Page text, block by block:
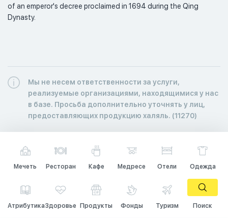
of an emperor's decree proclaimed in 1694 during the Qing
Dynasty.
Мы не несем ответственности за услуги,
реализуемые организациями, находящимися у нас
в базе. Просьба дополнительно уточнять у лиц,
предоставляющих продукцию халяль. (11270)
Мечеть Ресторан Кафе Медресе Отели Одежда
АтрибутикаЗдоровье Продукты Фонды Туризм Поиск